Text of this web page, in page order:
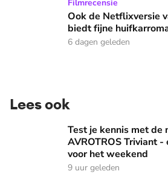
Filmrecensie
Ook de Netflixversie
biedt fijne
6 dagen geleden
Lees ook
Test je kennis met de nieuwe
Test je kennis met de
AVROTROS Triviant
voor het weekend
9 uur geleden